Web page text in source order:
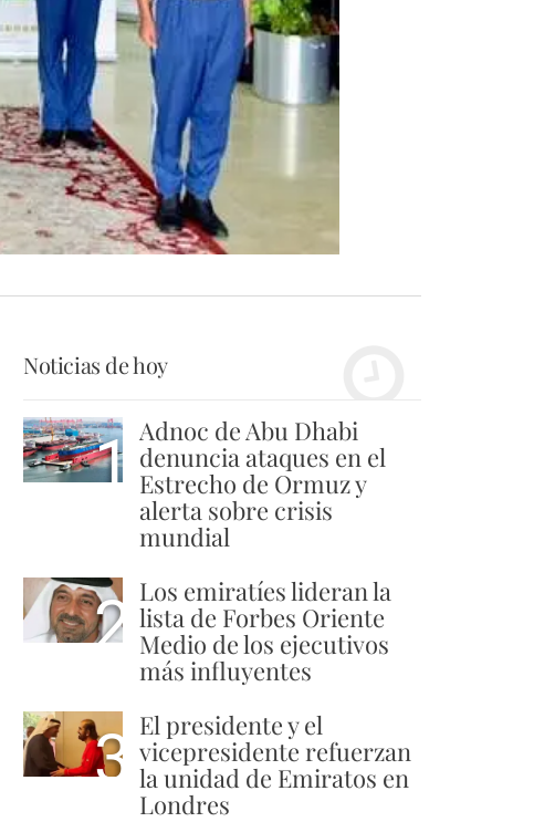
Noticias de hoy
1 Adnoc de Abu Dhabi
denuncia ataques en el
Estrecho de Ormuz y
alerta sobre crisis
mundial
2 Los emiratíes lideran la
lista de Forbes Oriente
Medio de los ejecutivos
más influyentes
3 El presidente y el
vicepresidente refuerzan
la unidad de Emiratos en
Londres